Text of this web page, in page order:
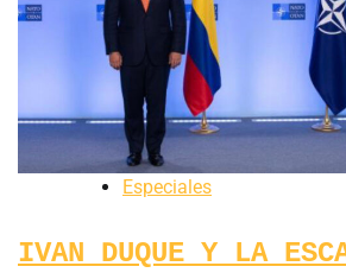
Especiales
IVAN DUQUE Y LA